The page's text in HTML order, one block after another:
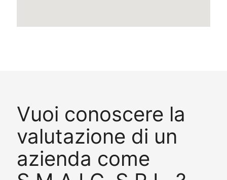
Vuoi conoscere la
valutazione di un
azienda come